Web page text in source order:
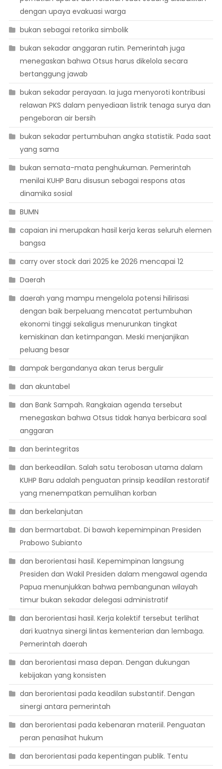
dengan upaya evakuasi warga
bukan sebagai retorika simbolik
bukan sekadar anggaran rutin. Pemerintah juga
menegaskan bahwa Otsus harus dikelola secara
bertanggung jawab
bukan sekadar perayaan. Ia juga menyoroti kontribusi
relawan PKS dalam penyediaan listrik tenaga surya dan
pengeboran air bersih
bukan sekadar pertumbuhan angka statistik. Pada saat
yang sama
bukan semata-mata penghukuman. Pemerintah
menilai KUHP Baru disusun sebagai respons atas
dinamika sosial
BUMN
capaian ini merupakan hasil kerja keras seluruh elemen
bangsa
carry over stock dari 2025 ke 2026 mencapai 12
Daerah
daerah yang mampu mengelola potensi hilirisasi
dengan baik berpeluang mencatat pertumbuhan
ekonomi tinggi sekaligus menurunkan tingkat
kemiskinan dan ketimpangan. Meski menjanjikan
peluang besar
dampak bergandanya akan terus bergulir
dan akuntabel
dan Bank Sampah. Rangkaian agenda tersebut
menegaskan bahwa Otsus tidak hanya berbicara soal
anggaran
dan berintegritas
dan berkeadilan. Salah satu terobosan utama dalam
KUHP Baru adalah penguatan prinsip keadilan restoratif
yang menempatkan pemulihan korban
dan berkelanjutan
dan bermartabat. Di bawah kepemimpinan Presiden
Prabowo Subianto
dan berorientasi hasil. Kepemimpinan langsung
Presiden dan Wakil Presiden dalam mengawal agenda
Papua menunjukkan bahwa pembangunan wilayah
timur bukan sekadar delegasi administratif
dan berorientasi hasil. Kerja kolektif tersebut terlihat
dari kuatnya sinergi lintas kementerian dan lembaga.
Pemerintah daerah
dan berorientasi masa depan. Dengan dukungan
kebijakan yang konsisten
dan berorientasi pada keadilan substantif. Dengan
sinergi antara pemerintah
dan berorientasi pada kebenaran materiil. Penguatan
peran penasihat hukum
dan berorientasi pada kepentingan publik. Tentu